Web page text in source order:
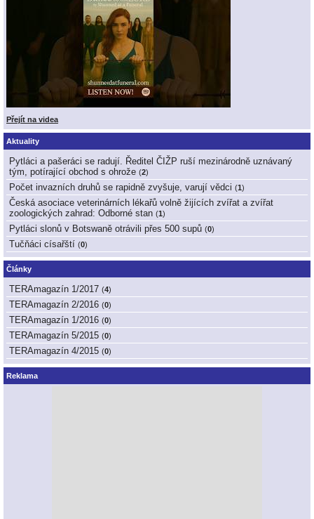
Přejít na videa
Aktuality
Pytláci a pašeráci se radují. Ředitel ČIŽP ruší mezinárodně uznávaný
tým, potírající obchod s ohrože (2)
Počet invazních druhů se rapidně zvyšuje, varují vědci (1)
Česká asociace veterinárních lékařů volně žijících zvířat a zvířat
zoologických zahrad: Odborné stan (1)
Pytláci slonů v Botswaně otrávili přes 500 supů (0)
Tučňáci císařští (0)
Články
TERAmagazín 1/2017 (4)
TERAmagazín 2/2016 (0)
TERAmagazín 1/2016 (0)
TERAmagazín 5/2015 (0)
TERAmagazín 4/2015 (0)
Reklama